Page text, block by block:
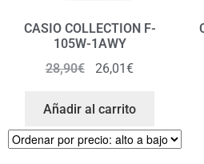
CASIO COLLECTION F-
105W-1AWY
28,90€ 26,01€
Añadir al carrito